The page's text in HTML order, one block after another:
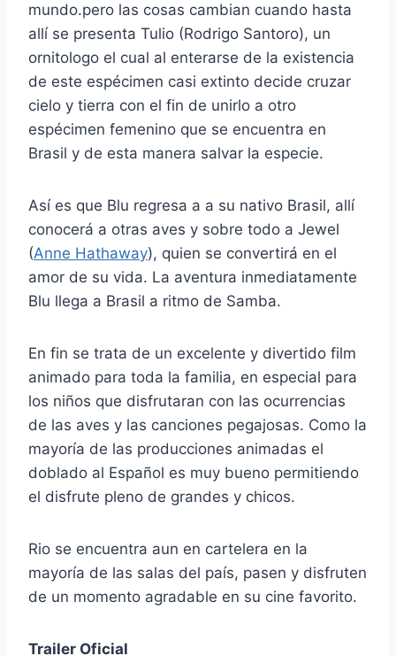
mundo.pero las cosas cambian cuando hasta
allí se presenta Tulio (Rodrigo Santoro), un
ornitologo el cual al enterarse de la existencia
de este espécimen casi extinto decide cruzar
cielo y tierra con el fin de unirlo a otro
espécimen femenino que se encuentra en
Brasil y de esta manera salvar la especie.
Así es que Blu regresa a a su nativo Brasil, allí
conocerá a otras aves y sobre todo a Jewel
(Anne Hathaway), quien se convertirá en el
amor de su vida. La aventura inmediatamente
Blu llega a Brasil a ritmo de Samba.
En fin se trata de un excelente y divertido film
animado para toda la familia, en especial para
los niños que disfrutaran con las ocurrencias
de las aves y las canciones pegajosas. Como la
mayoría de las producciones animadas el
doblado al Español es muy bueno permitiendo
el disfrute pleno de grandes y chicos.
Rio se encuentra aun en cartelera en la
mayoría de las salas del país, pasen y disfruten
de un momento agradable en su cine favorito.
Trailer Oficial